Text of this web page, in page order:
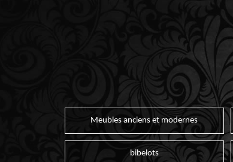
Meubles anciens et modernes
bibelots